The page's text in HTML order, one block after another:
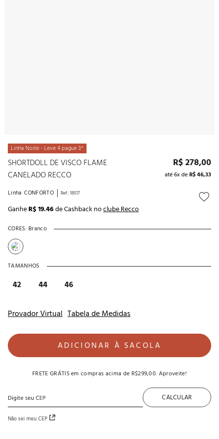
Linha Noite - Leve 4 pague 3*
SHORTDOLL DE VISCO FLAME
CANELADO RECCO
R$278,00
até6x deR$46,33
Linha CONFORTO Ref.:18517
GanheR$ 19.46de Cashback noclube Recco
CORES: Branco
TAMANHOS
42 44 46
Provador Virtual Tabela de Medidas
ADICIONAR À SACOLA
FRETE GRÁTISem compras acima de R$299,00. Aproveite!
Não sei meu CEP
CALCULAR